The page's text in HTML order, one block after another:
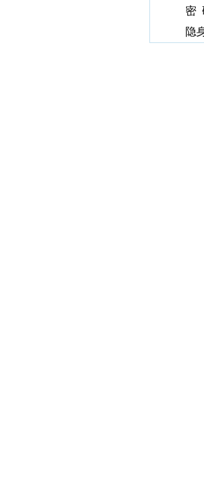
密
隐